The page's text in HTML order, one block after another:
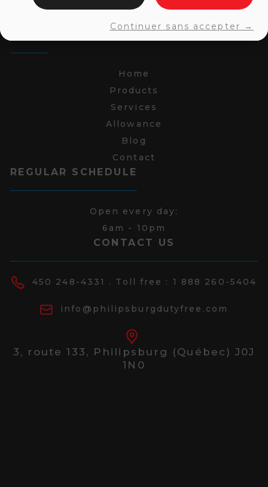
Home
Products
Services
Allowance
Blog
Contact
REGULAR SCHEDULE
Open every day:
6am - 10pm
CONTACT US
450 248-4331 . Toll free : 1 888 260-5404
info@philipsburgdutyfree.com
3, route 133, Philipsburg (Québec) J0J
1N0
Continuer sans accepter →